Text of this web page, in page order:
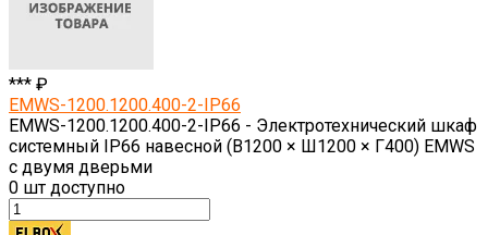
*** ₽
EMWS-1200.1200.400-2-IP66
EMWS-1200.1200.400-2-IP66 - Электротехнический шкаф
системный IP66 навесной (В1200 × Ш1200 × Г400) EMWS
с двумя дверьми
0 шт доступно